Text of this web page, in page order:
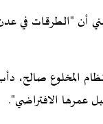
أن "الطرقات في
المخلوع صالح،
عمرها الافتراضي".